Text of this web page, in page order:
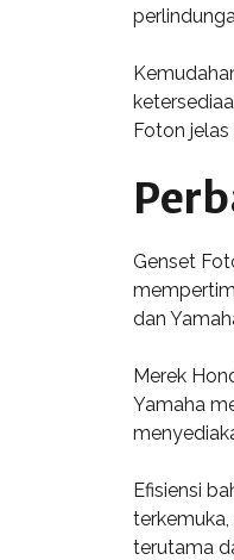
Foton
Genset
dan
Merek
Yamaha
Efisiensi
terutama